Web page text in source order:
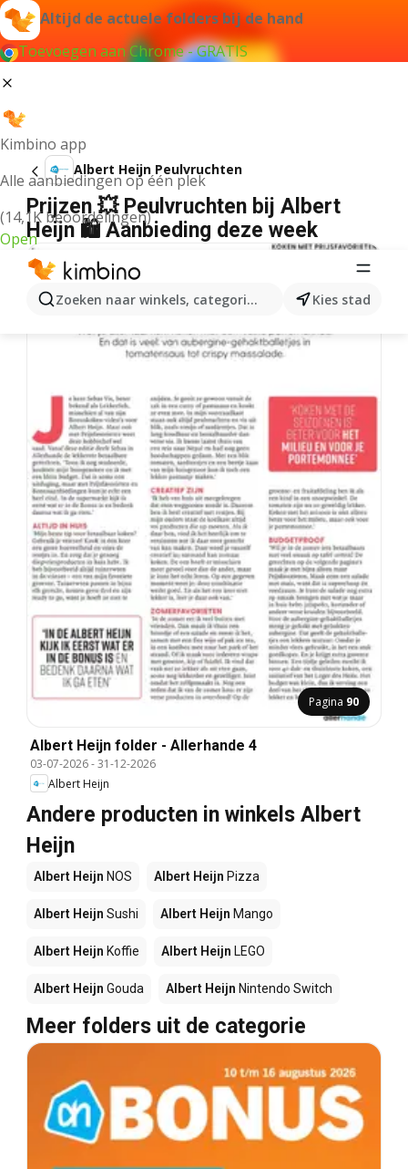
Altijd de actuele folders bij de hand
Toevoegen aan Chrome - GRATIS
Kimbino app
Alle aanbiedingen op één plek
(14,1K beoordelingen)
Open
Zoeken naar winkels, categorieën, producten...
Kies stad
Albert Heijn Peulvruchten
Prijzen 💥 Peulvruchten bij Albert
Heijn 🛍️ Aanbieding deze week
Pagina 90
Albert Heijn folder - Allerhande 4
03-07-2026-31-12-2026
Albert Heijn
Andere producten in winkels Albert
Heijn
Albert Heijn NOS Albert Heijn Pizza
Albert Heijn Sushi Albert Heijn Mango
Albert Heijn Koffie Albert Heijn LEGO
Albert Heijn Gouda Albert Heijn Nintendo Switch
Meer folders uit de categorie